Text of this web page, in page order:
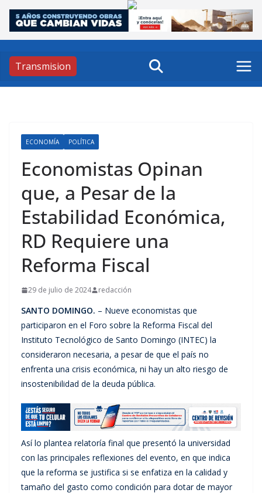
Skip
content
Transmision
ECONOMÍA POLÍTICA
Economistas Opinan
que, a Pesar de la
Estabilidad Económica,
RD Requiere una
Reforma Fiscal
29 de julio de 2024 redacción
SANTO DOMINGO. – Nueve economistas que
participaron en el Foro sobre la Reforma Fiscal del
Instituto Tecnológico de Santo Domingo (INTEC) la
consideraron necesaria, a pesar de que el país no
enfrenta una crisis económica, ni hay un alto riesgo de
insostenibilidad de la deuda pública.
Así lo plantea relatoría final que presentó la universidad
con las principales reflexiones del evento, en que indica
que la reforma se justifica si se enfatiza en la calidad y
tamaño del gasto como condición para dotar de mayor